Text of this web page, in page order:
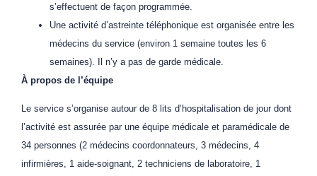
s’effectuent de façon programmée.
Une activité d’astreinte téléphonique est organisée entre les
médecins du service (environ 1 semaine toutes les 6
semaines). Il n’y a pas de garde médicale.
À propos de l’équipe
Le service s’organise autour de 8 lits d’hospitalisation de jour dont
l’activité est assurée par une équipe médicale et paramédicale de
34 personnes (2 médecins coordonnateurs, 3 médecins, 4
infirmières, 1 aide-soignant, 2 techniciens de laboratoire, 1